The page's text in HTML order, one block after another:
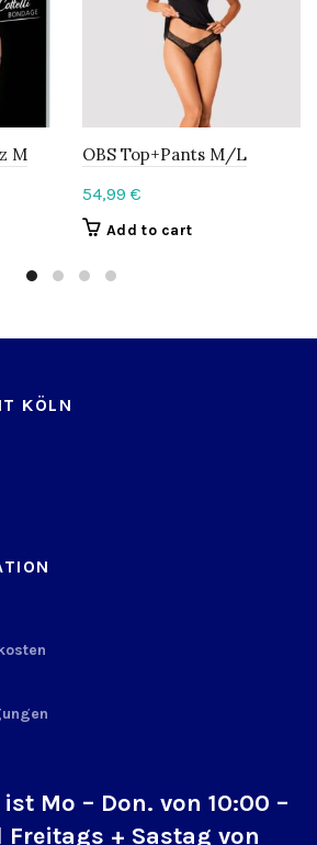
M
OBS Top+Pants M/L
54,99 €
Add to cart
KÖLN
Mo – Don. von 10:00 –
Freitags + Sastag von